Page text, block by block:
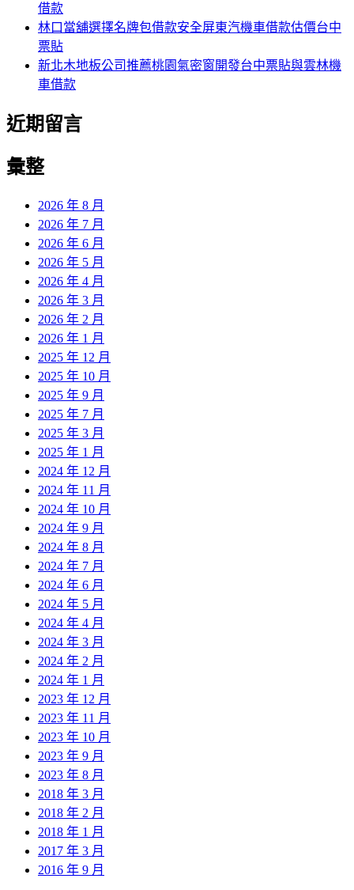
借款
林口當舖選擇名牌包借款安全屏東汽機車借款估價台中
票貼
新北木地板公司推薦桃園氣密窗開發台中票貼與雲林機
車借款
近期留言
彙整
2026 年 8 月
2026 年 7 月
2026 年 6 月
2026 年 5 月
2026 年 4 月
2026 年 3 月
2026 年 2 月
2026 年 1 月
2025 年 12 月
2025 年 10 月
2025 年 9 月
2025 年 7 月
2025 年 3 月
2025 年 1 月
2024 年 12 月
2024 年 11 月
2024 年 10 月
2024 年 9 月
2024 年 8 月
2024 年 7 月
2024 年 6 月
2024 年 5 月
2024 年 4 月
2024 年 3 月
2024 年 2 月
2024 年 1 月
2023 年 12 月
2023 年 11 月
2023 年 10 月
2023 年 9 月
2023 年 8 月
2018 年 3 月
2018 年 2 月
2018 年 1 月
2017 年 3 月
2016 年 9 月